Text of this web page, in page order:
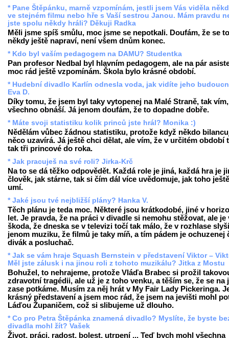
* Pane Štěpánku, marně vzpomínám, jestli jsem Vás viděla
ve stejném filmu nebo hře s Vaší sestrou Janou. Mám pravdu
jste spolu někdy hráli? Děkuji Radka
Měli jsme spíš smůlu, moc jsme se nepotkali. Doufám, že se to
někdy ještě napraví, není všem dnům konec.
* Kdo byl vaším pedagogem na DAMU? Studentka
Pan profesor Nedbal byl hlavním pedagogem, ale na pár
moc rád ještě vzpomínám. Škola bylo krásné období.
* Hudební divadlo Karlín odnesla voda, jak vidíte jeho
Eva D.
Díky tomu, že jsem byl taky vytopenej na Malé Straně, tak
všechno obnáší. Já jenom doufám, že to dopadne dobře.
* Máte svoji statistiku kolik princů jste hrál? Monika :)
Nědělám vůbec žádnou statistiku, protože když někdo
něco uzavírá. Já ještě chci dělat, ale vím, že v určitém období
tak tři princové do roka.
* Jak pracuješ na své roli? Jirka-Krč
Na to se dá těžko odpovědět. Každá role je jiná, každá hra je
člověk, jak stárne, tak si čím dál více uvědomuje, jak toho
umí.
* Jaké jsou tvé nejbližší plány? Hanka V.
Těch plánu je teda moc. Některé jsou krátkodobé, jiné v
let. Je pravda, že na práci v divadle si nemohu stěžovat, ale je
škoda, že dneska se v televizi točí tak málo, že v rozhlase
jenom muziku, že filmů je taky míň, a tím pádem je ochuzenej
divák a posluchač.
* Jak se vám hraje Squash Bernstein v představení Viktor –
Měl jste zálusk i na jinou roli z tohoto muzikálu? Jitka z Mostu
Bohužel, to nehrajeme, protože Vláďa Brabec si prožil
zdravotní tragédii, ale už je z toho venku, a těším se, že se na
zase potkáme. Musím za něj hrát v My Fair Lady Pickeringa.
krásný představení a jsem moc rád, že jsem na jevišti mohl
Láďou Županičem, což si slibujeme už dlouho.
* Co pro Petra Štěpánka znamená divadlo? Myslíte, že byste
divadla mohl žít? Vašek
Život, práci, radost, bolest, utrpení ... Teď bych mohl všechna